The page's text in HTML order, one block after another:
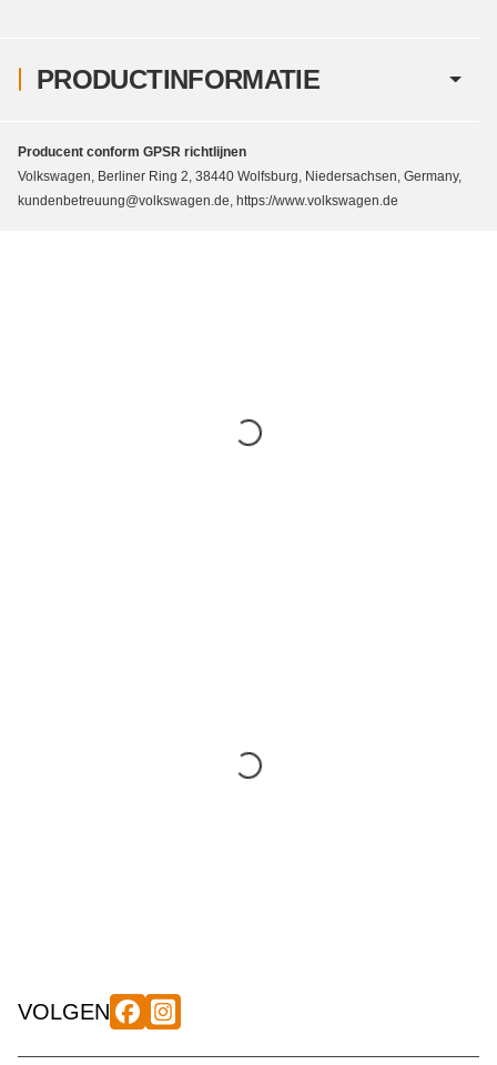
PRODUCTINFORMATIE
Producent conform GPSR richtlijnen
Volkswagen, Berliner Ring 2, 38440 Wolfsburg, Niedersachsen, Germany,
kundenbetreuung@volkswagen.de, https://www.volkswagen.de
VOLGEN